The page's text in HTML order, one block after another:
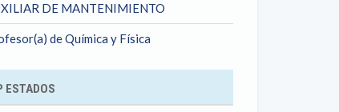
DE MANTENIMIENTO
de Química y Física
ESTADOS